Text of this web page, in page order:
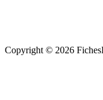
Copyright © 2026